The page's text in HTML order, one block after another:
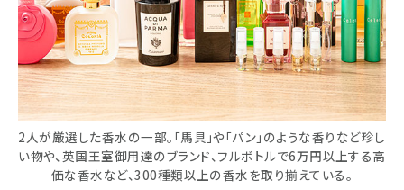
2人が厳選した香水の一部。「馬具」や「パン」のような香りなど珍し
い物や、英国王室御用達のブランド、フルボトルで6万円以上する高
価な香水など、300種類以上の香水を取り揃えている。